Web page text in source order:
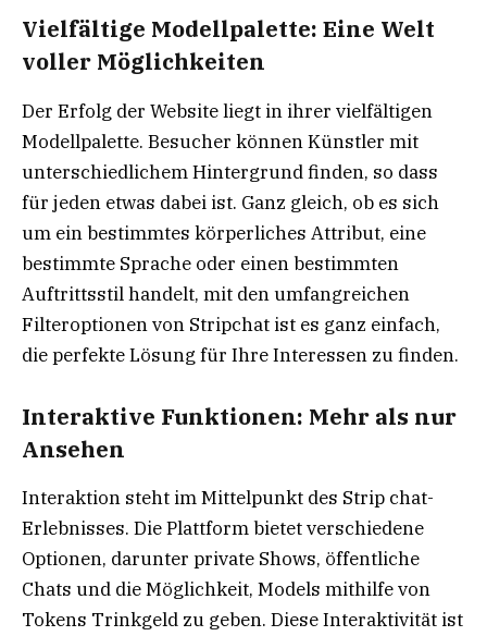
Vielfältige Modellpalette: Eine Welt
voller Möglichkeiten
Der Erfolg der Website liegt in ihrer vielfältigen
Modellpalette. Besucher können Künstler mit
unterschiedlichem Hintergrund finden, so dass
für jeden etwas dabei ist. Ganz gleich, ob es sich
um ein bestimmtes körperliches Attribut, eine
bestimmte Sprache oder einen bestimmten
Auftrittsstil handelt, mit den umfangreichen
Filteroptionen von Stripchat ist es ganz einfach,
die perfekte Lösung für Ihre Interessen zu finden.
Interaktive Funktionen: Mehr als nur
Ansehen
Interaktion steht im Mittelpunkt des Strip chat-
Erlebnisses. Die Plattform bietet verschiedene
Optionen, darunter private Shows, öffentliche
Chats und die Möglichkeit, Models mithilfe von
Tokens Trinkgeld zu geben. Diese Interaktivität ist